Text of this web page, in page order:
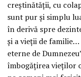
creştinătăţii, cu
sunt pur şi simplu
în derivă spre
şi a vieţii de
eterne de
îmbogăţirea vieţilor